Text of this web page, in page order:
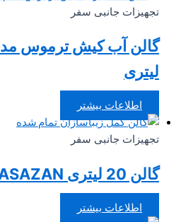
تجهیزات جانبی سفر
لیتری
اطلاعات بیشتر
تمام شده
تجهیزات جانبی سفر
گالن 20 لیتری ZIBASAZAN مدل کمل
اطلاعات بیشتر